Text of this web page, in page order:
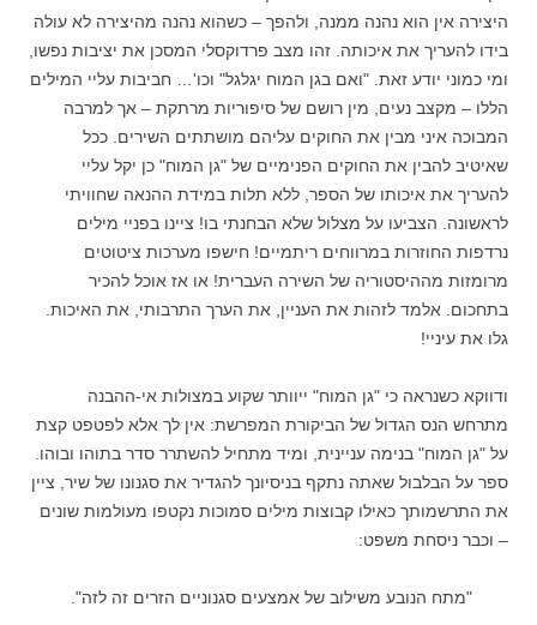
היצירה אין הוא נהנה ממנה, ולהפך – כשהוא נהנה מהיצירה לא עולה
בידו להעריך את איכותה. זהו מצב פרדוקסלי המסכן את יציבות נפשו,
ומי כמוני יודע זאת. "ואם בגן המוח יגלגל" וכו'… חביבות עליי המילים
הללו – מקצב נעים, מין רושם של סיפוריות מרתקת – אך למרבה
המבוכה איני מבין את החוקים עליהם מושתתים השירים. ככל
שאיטיב להבין את החוקים הפנימיים של "גן המוח" כן יקל עליי
להעריך את איכותו של הספר, ללא תלות במידת ההנאה שחוויתי
לראשונה. הצביעו על מצלול שלא הבחנתי בו! ציינו בפניי מילים
נרדפות החוזרות במרווחים ריתמיים! חישפו מערכות ציטוטים
מרומזות מההיסטוריה של השירה העברית! או אז אוכל להכיר
בתחכום. אלמד לזהות את העניין, את הערך התרבותי, את האיכות.
גלו את עיניי!
ודווקא כשנראה כי "גן המוח" ייוותר שקוע במצולות אי-ההבנה
מתרחש הנס הגדול של הביקורת המפרשת: אין לך אלא לפטפט קצת
על "גן המוח" בנימה עניינית, ומיד מתחיל להשתרר סדר בתוהו ובוהו.
ספר על הבלבול שאתה נתקף בניסיונך להגדיר את סגנונו של שיר, ציין
את התרשמותך כאילו קבוצות מילים סמוכות נקטפו מעולמות שונים
– וכבר ניסחת משפט:
"מתח הנובע משילוב של אמצעים סגנוניים הזרים זה לזה".